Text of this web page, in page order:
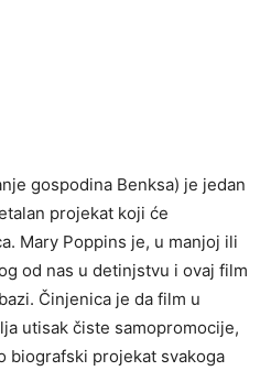
gospodina Benksa) je jedan
projekat koji će
Mary Poppins je, u manjoj ili
od nas u detinjstvu i ovaj film
Činjenica je da film u
utisak čiste samopromocije,
biografski projekat svakoga